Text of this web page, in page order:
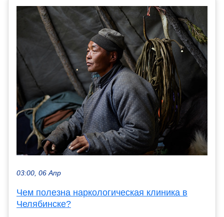
03:00, 06 Апр
Чем полезна наркологическая клиника в
Челябинске?